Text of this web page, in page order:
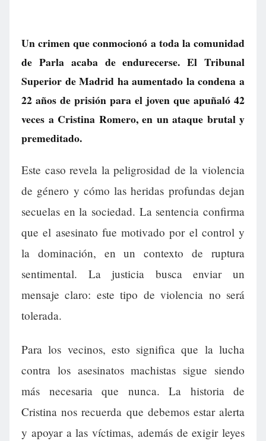
Un crimen que conmocionó a toda la comunidad
de Parla acaba de endurecerse. El Tribunal
Superior de Madrid ha aumentado la condena a
22 años de prisión para el joven que apuñaló 42
veces a Cristina Romero, en un ataque brutal y
premeditado.
Este caso revela la peligrosidad de la violencia
de género y cómo las heridas profundas dejan
secuelas en la sociedad. La sentencia confirma
que el asesinato fue motivado por el control y
la dominación, en un contexto de ruptura
sentimental. La justicia busca enviar un
mensaje claro: este tipo de violencia no será
tolerada.
Para los vecinos, esto significa que la lucha
contra los asesinatos machistas sigue siendo
más necesaria que nunca. La historia de
Cristina nos recuerda que debemos estar alerta
y apoyar a las víctimas, además de exigir leyes